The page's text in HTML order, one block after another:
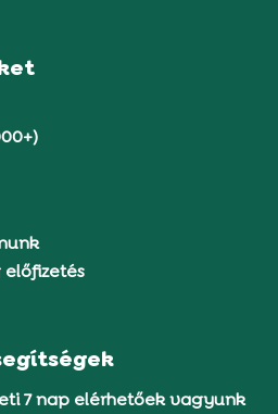
előfizetés
7 nap elérhetőek vagyunk